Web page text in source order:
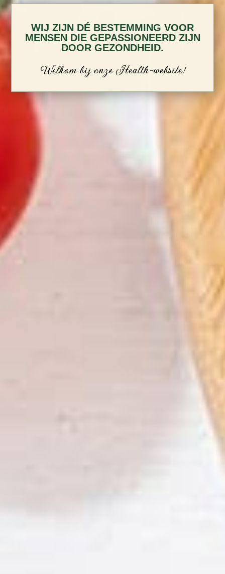
WIJ ZIJN DÉ BESTEMMING VOOR
MENSEN DIE GEPASSIONEERD ZIJN
DOOR GEZONDHEID.
Welkom bij onze Health-website!